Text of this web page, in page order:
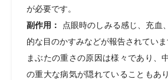
が必要です。
副作用：
点眼時のしみる感じ、充血
的な目のかすみなどが報告されていま
まぶたの重さの原因は様々であり、
の重大な病気が隠れていることもあ